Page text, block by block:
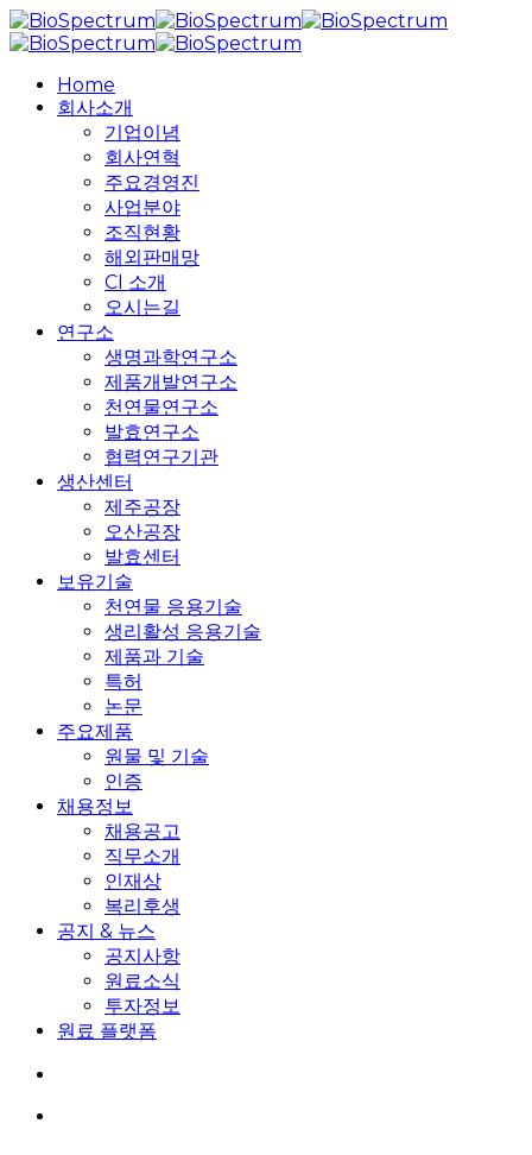
Skip
to
content
search
MenuHome
회사소개
기업이념
회사연혁
주요경영진
사업분야
조직현황
해외판매망
CI 소개
오시는길
연구소
생명과학연구소
제품개발연구소
천연물연구소
발효연구소
협력연구기관
생산센터
제주공장
오산공장
발효센터
보유기술
천연물 응용기술
생리활성 응용기술
제품과 기술
특허
논문
주요제품
원물 및 기술
인증
채용정보
채용공고
직무소개
인재상
복리후생
공지 & 뉴스
공지사항
원료소식
투자정보
원료 플랫폼